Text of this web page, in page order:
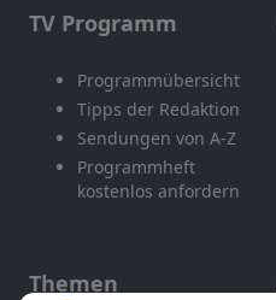
TV Programm
Programmübersicht
Tipps der Redaktion
Sendungen von A-Z
Programmheft
kostenlos anfordern
Themen